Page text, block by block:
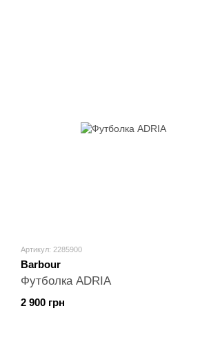
Артикул: 2285900
Barbour
Футболка ADRIA
2 900 грн